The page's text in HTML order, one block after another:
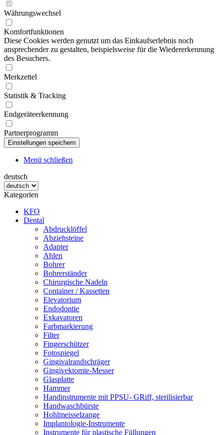
Währungswechsel
Komfortfunktionen
Diese Cookies werden genutzt um das Einkaufserlebnis noch
ansprechender zu gestalten, beispielsweise für die Wiedererkennung
des Besuchers.
Merkzettel
Statistik & Tracking
Endgeräteerkennung
Partnerprogramm
Menü schließen
deutsch
Kategorien
KFO
Dental
Abdrucklöffel
Abziehsteine
Adapter
Ahlen
Bohrer
Bohrerständer
Chirurgische Nadeln
Container / Kassetten
Elevatorium
Endodontie
Exkavatoren
Farbmarkierung
Filter
Fingerschützer
Fotospiegel
Gingivalrandschräger
Gingivektomie-Messer
Glasplatte
Hammer
Handinstrumente mit PPSU- GRiff, sterilisierbar
Handwaschbürste
Hohlmeisselzange
Implantologie-Instrumente
Instrumente für plastische Füllungen